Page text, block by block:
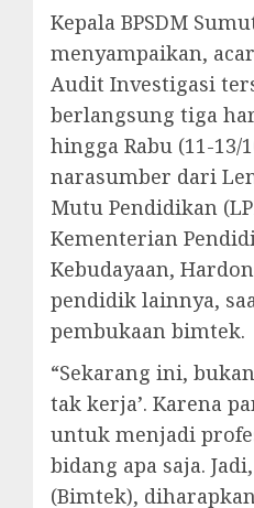
Kepala BPSDM
menyampaikan,
Audit Investigasi
berlangsung tiga
hingga Rabu (11-13/
narasumber dari
Mutu Pendidikan
Kementerian
Kebudayaan,
pendidik lainnya,
pembukaan bimtek.
“Sekarang ini,
tak kerja’. Karena
untuk menjadi
bidang apa saja.
(Bimtek),